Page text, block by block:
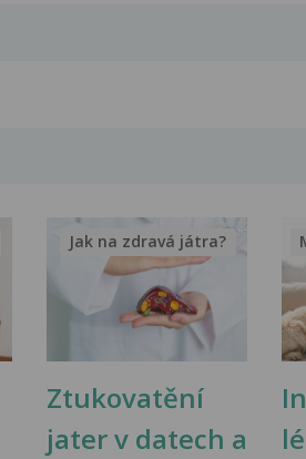
Ztukovatění
jater v datech a
Jak na zdravá játra?